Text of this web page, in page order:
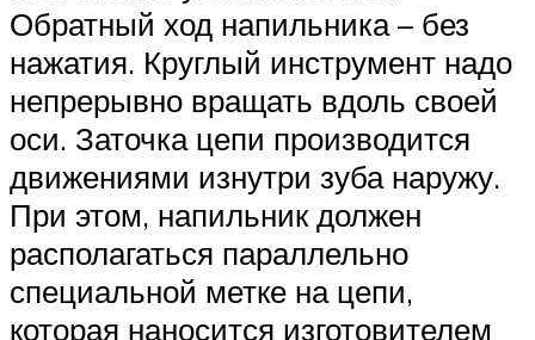
Обратный ход напильника – без
нажатия. Круглый инструмент надо
непрерывно вращать вдоль своей
оси. Заточка цепи производится
движениями изнутри зуба наружу.
При этом, напильник должен
располагаться параллельно
специальной метке на цепи,
которая наносится изготовителем